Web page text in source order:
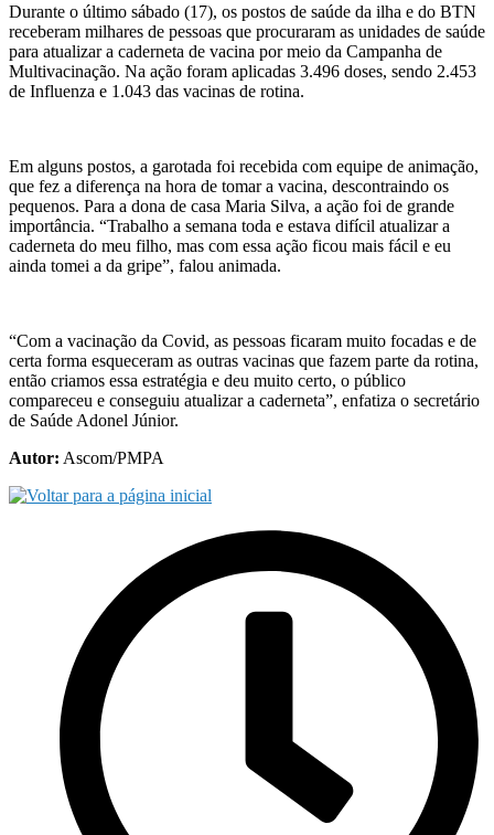
Durante o último sábado (17), os postos de saúde da ilha e do BTN
receberam milhares de pessoas que procuraram as unidades de saúde
para atualizar a caderneta de vacina por meio da Campanha de
Multivacinação. Na ação foram aplicadas 3.496 doses, sendo 2.453
de Influenza e 1.043 das vacinas de rotina.
Em alguns postos, a garotada foi recebida com equipe de animação,
que fez a diferença na hora de tomar a vacina, descontraindo os
pequenos. Para a dona de casa Maria Silva, a ação foi de grande
importância. “Trabalho a semana toda e estava difícil atualizar a
caderneta do meu filho, mas com essa ação ficou mais fácil e eu
ainda tomei a da gripe”, falou animada.
“Com a vacinação da Covid, as pessoas ficaram muito focadas e de
certa forma esqueceram as outras vacinas que fazem parte da rotina,
então criamos essa estratégia e deu muito certo, o público
compareceu e conseguiu atualizar a caderneta”, enfatiza o secretário
de Saúde Adonel Júnior.
Autor: Ascom/PMPA